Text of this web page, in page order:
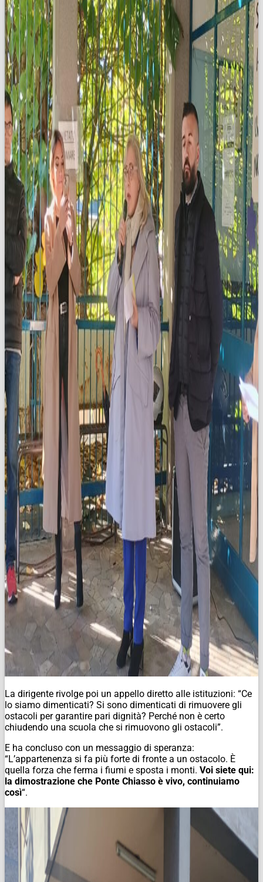
La dirigente rivolge poi un appello diretto alle istituzioni: “Ce
lo siamo dimenticati? Si sono dimenticati di rimuovere gli
ostacoli per garantire pari dignità? Perché non è certo
chiudendo una scuola che si rimuovono gli ostacoli”.
E ha concluso con un messaggio di speranza:
“L’appartenenza si fa più forte di fronte a un ostacolo. È
quella forza che ferma i fiumi e sposta i monti. Voi siete qui:
la dimostrazione che Ponte Chiasso è vivo, continuiamo
così“.